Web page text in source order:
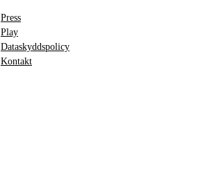
Press
Play
Dataskyddspolicy
Kontakt